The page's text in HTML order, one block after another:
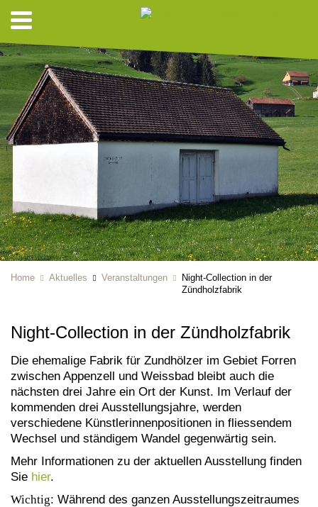
Home Aktuelles Veranstaltungen
Night-Collection in der
Zündholzfabrik
Night-Collection in der Zündholzfabrik
Die ehemalige Fabrik für Zundhölzer im Gebiet Forren
zwischen Appenzell und Weissbad bleibt auch die
nächsten drei Jahre ein Ort der Kunst. Im Verlauf der
kommenden drei Ausstellungsjahre, werden
verschiedene Künstlerinnenpositionen in fliessendem
Wechsel und ständigem Wandel gegenwärtig sein.
Mehr Informationen zu der aktuellen Ausstellung finden
Sie hier.
Wichtig: Während des ganzen Ausstellungszeitraumes